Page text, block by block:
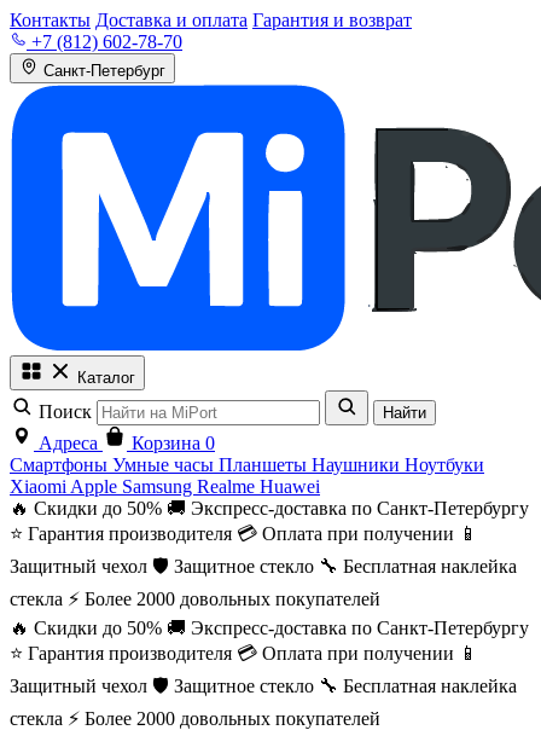
Контакты Доставка и оплата Гарантия и возврат
+7 (812) 602-78-70
Санкт-Петербург
Каталог
Поиск Найти
Адреса Корзина 0
Смартфоны Умные часы Планшеты Наушники Ноутбуки
Xiaomi Apple Samsung Realme Huawei
🔥 Скидки до 50% 🚚 Экспресс-доставка по Санкт-Петербургу
⭐ Гарантия производителя 💳 Оплата при получении 📱
Защитный чехол 🛡️ Защитное стекло 🔧 Бесплатная наклейка
стекла ⚡ Более 2000 довольных покупателей
🔥 Скидки до 50% 🚚 Экспресс-доставка по Санкт-Петербургу
⭐ Гарантия производителя 💳 Оплата при получении 📱
Защитный чехол 🛡️ Защитное стекло 🔧 Бесплатная наклейка
стекла ⚡ Более 2000 довольных покупателей